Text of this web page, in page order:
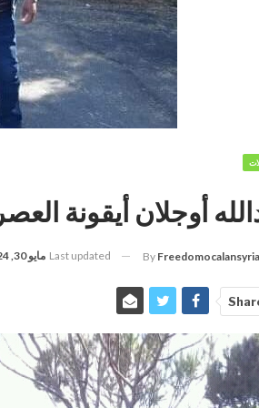
أوجلان أيقونة
By Freedomocalansyria
Last updated مايو 30, 2024